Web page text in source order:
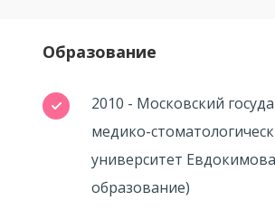
Образование
2010 - Московский
медико-
университет
образование)